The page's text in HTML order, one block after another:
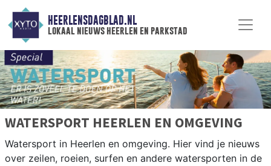
HEERLENSDAGBLAD.NL
lokaal nieuws heerlen en parkstad
WATERSPORT HEERLEN EN OMGEVING
Watersport in Heerlen en omgeving. Hier vind je nieuws
over zeilen, roeien, surfen en andere watersporten in de